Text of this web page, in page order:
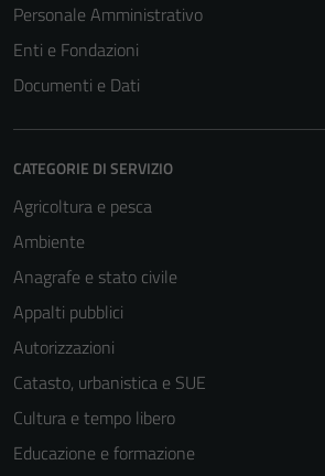
Personale Amministrativo
Enti e Fondazioni
Documenti e Dati
CATEGORIE DI SERVIZIO
Agricoltura e pesca
Ambiente
Anagrafe e stato civile
Appalti pubblici
Autorizzazioni
Catasto, urbanistica e SUE
Cultura e tempo libero
Educazione e formazione